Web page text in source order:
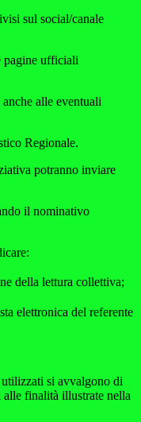
sul social/canale
pagine ufficiali
alle eventuali
Regionale.
potranno inviare
il nominativo
della lettura collettiva;
elettronica del referente
si avvalgono di
finalità illustrate nella